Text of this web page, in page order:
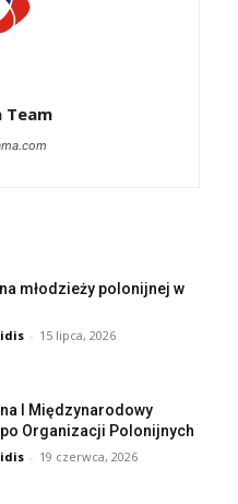
Team
młodzieży polonijnej w
- 15 lipca, 2026
I Międzynarodowy
Organizacji Polonijnych
- 19 czerwca, 2026